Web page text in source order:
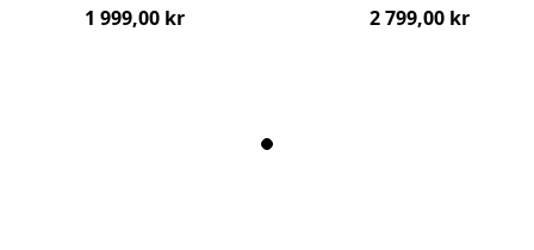
1 999,00 kr 2 799,00 kr